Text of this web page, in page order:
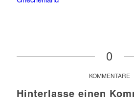
0
KOMMENTARE
Hinterlasse einen